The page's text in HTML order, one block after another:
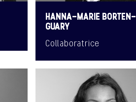
HANNA-MARIE BORTEN-
GUARY
Collaboratrice